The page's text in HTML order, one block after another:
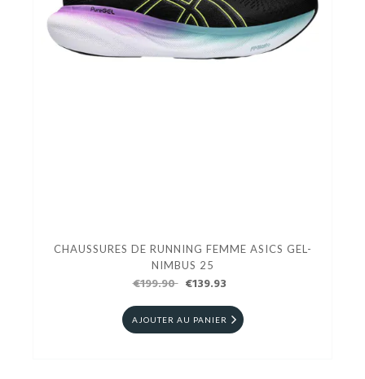
CHAUSSURES DE RUNNING FEMME ASICS GEL-
NIMBUS 25
€199.90 €139.93
AJOUTER AU PANIER